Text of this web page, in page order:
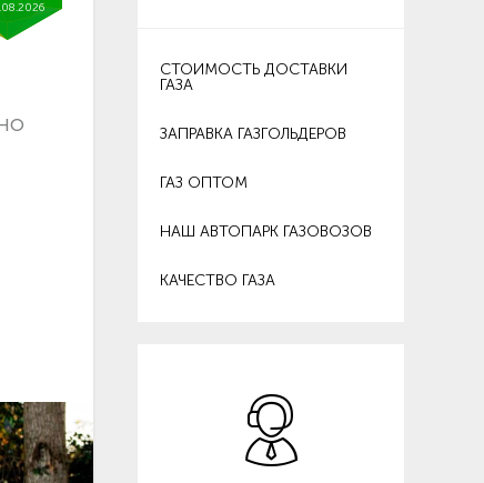
СТОИМОСТЬ ДОСТАВКИ
ГАЗА
ЗАПРАВКА ГАЗГОЛЬДЕРОВ
ГАЗ ОПТОМ
НАШ АВТОПАРК ГАЗОВОЗОВ
КАЧЕСТВО ГАЗА